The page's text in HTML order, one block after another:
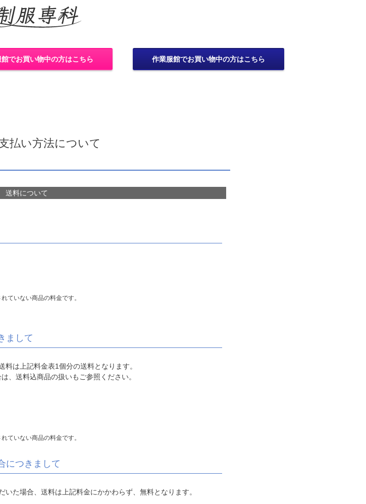
でお買い物中の方はこちら 作業服館でお買い物中の方はこちら
払い方法について
送料について
ていない商品の料金です。
まして
は上記料金表1個分の送料となります。
、送料込商品の扱いもご参照ください。
ていない商品の料金です。
につきまして
た場合、送料は上記料金にかかわらず、無料となります。